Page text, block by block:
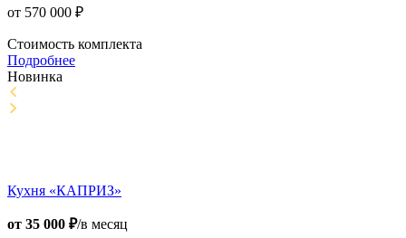
от 570 000 ₽
Стоимость комплекта
Подробнее
Новинка
Кухня «КАПРИЗ»
от 35 000 ₽/в месяц